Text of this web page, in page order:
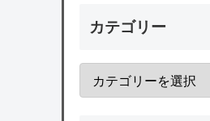
カテゴリー